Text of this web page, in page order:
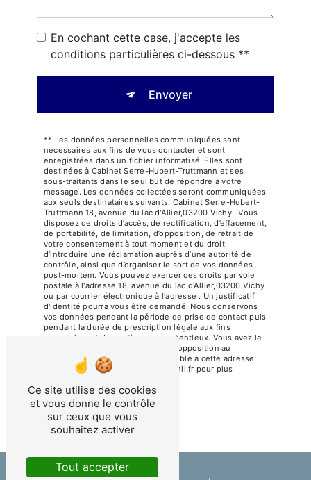
En cochant cette case, j'accepte les
conditions particulières ci-dessous **
Envoyer
** Les données personnelles communiquées sont
nécessaires aux fins de vous contacter et sont
enregistrées dans un fichier informatisé. Elles sont
destinées à Cabinet Serre-Hubert-Truttmann et ses
sous-traitants dans le seul but de répondre à votre
message. Les données collectées seront communiquées
aux seuls destinataires suivants: Cabinet Serre-Hubert-
Truttmann 18, avenue du lac d'Allier,03200 Vichy . Vous
disposez de droits d’accès, de rectification, d’effacement,
de portabilité, de limitation, d’opposition, de retrait de
votre consentement à tout moment et du droit
d’introduire une réclamation auprès d’une autorité de
contrôle, ainsi que d’organiser le sort de vos données
post-mortem. Vous pouvez exercer ces droits par voie
postale à l'adresse 18, avenue du lac d'Allier,03200 Vichy
ou par courrier électronique à l'adresse . Un justificatif
d'identité pourra vous être demandé. Nous conservons
vos données pendant la période de prise de contact puis
pendant la durée de prescription légale aux fins
probatoires et de gestion des contentieux. Vous avez le
droit de vous inscrire sur la liste d'opposition au
démarchage téléphonique, disponible à cette adresse:
Bloctel.gouv.fr. Consultez le site cnil.fr pour plus
Ce site utilise des cookies
et vous donne le contrôle
sur ceux que vous
souhaitez activer
Tout accepter